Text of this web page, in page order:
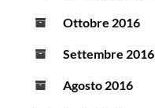
Ottobre 2016
Settembre 2016
Agosto 2016